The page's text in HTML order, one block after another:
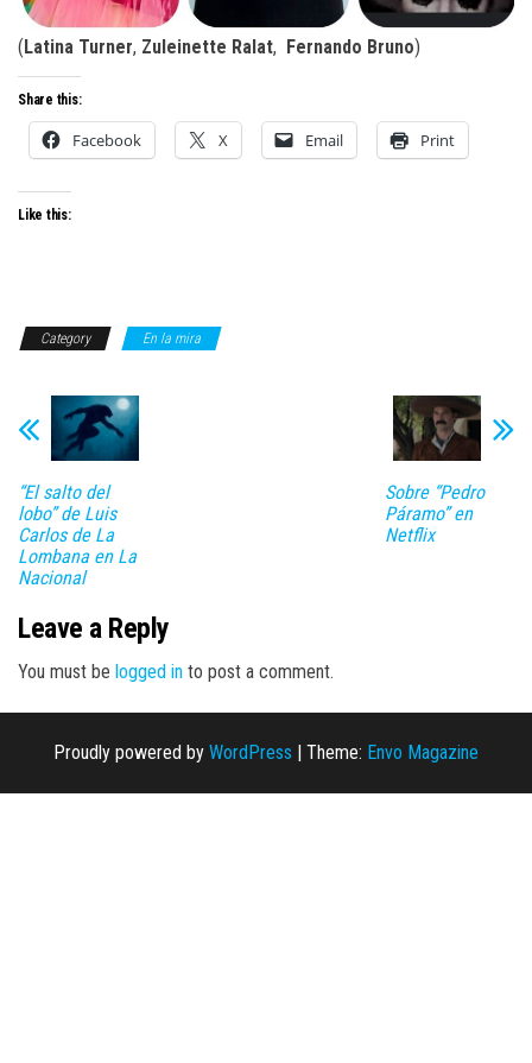
(Latina Turner, Zuleinette Ralat, Fernando Bruno)
Share this:
Facebook X Email Print
Like this:
Category En la mira
“El salto del
lobo” de Luis
Carlos de La
Lombana en La
Nacional
Sobre “Pedro
Páramo” en
Netflix
Leave a Reply
You must be logged in to post a comment.
Proudly powered by WordPress Theme: Envo Magazine